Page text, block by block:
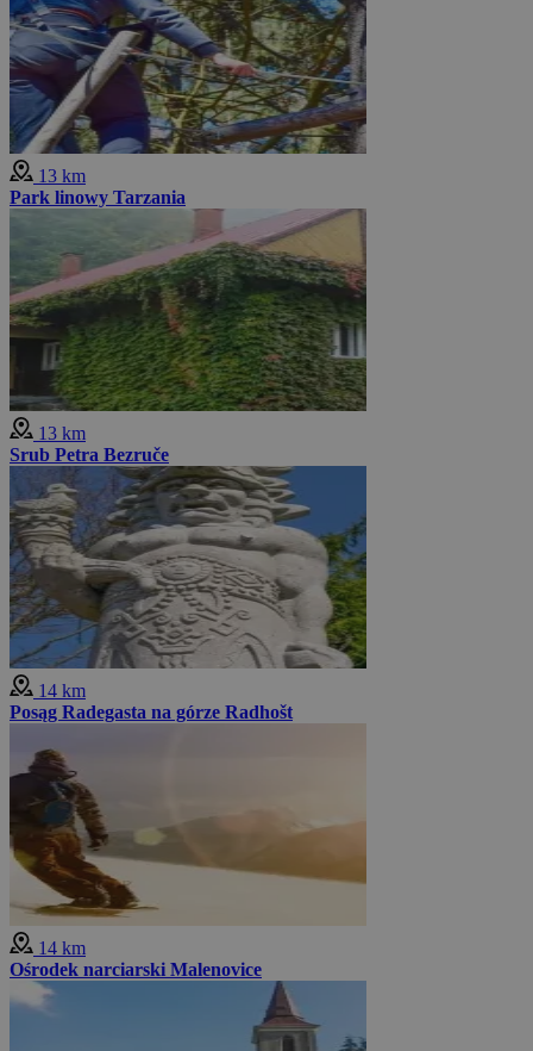
13 km
Park linowy Tarzania
13 km
Srub Petra Bezruče
14 km
Posąg Radegasta na górze Radhošt
14 km
Ośrodek narciarski Malenovice